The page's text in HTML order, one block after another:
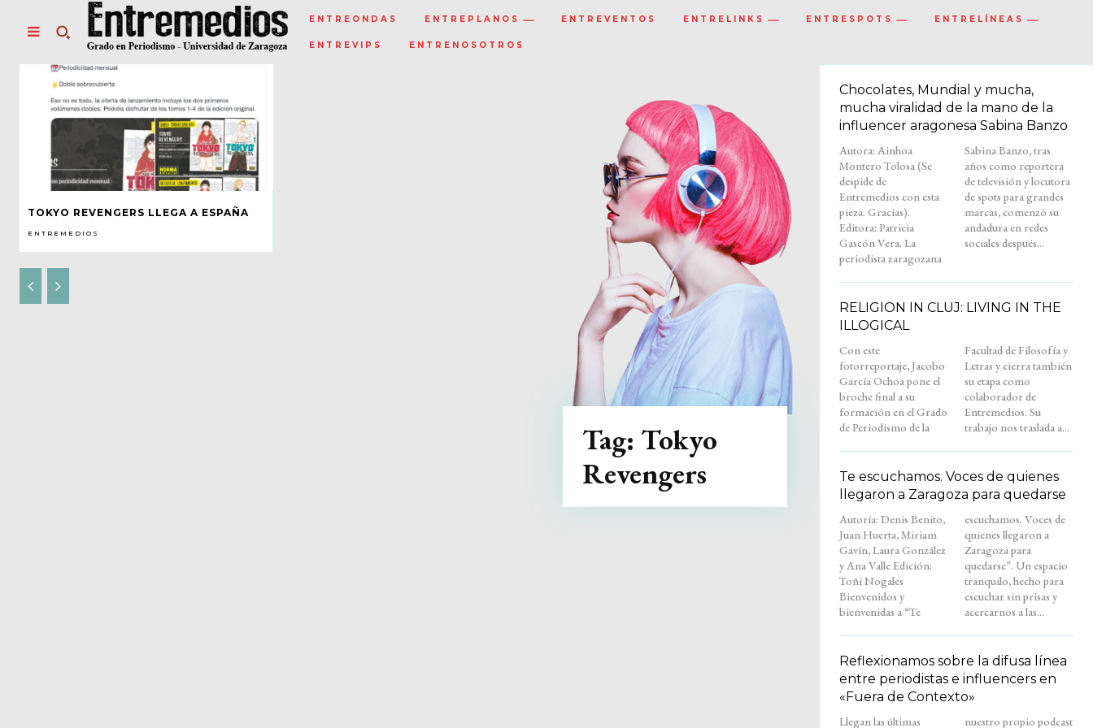
ENTREONDAS ENTREPLANOS ENTREVENTOS ENTRELINKS ENTRESPOTS ENTRELÍNEAS
ENTREVIPS ENTRENOSOTROS
TOKYO REVENGERS LLEGA A ESPAÑA
ENTREMEDIOS
Tag: Tokyo
Revengers
Chocolates, Mundial y mucha,
mucha viralidad de la mano de la
influencer aragonesa Sabina Banzo
Autora: Ainhoa
Montero Tolosa (Se
despide de
Entremedios con esta
pieza. Gracias).
Editora: Patricia
Gascón Vera. La
periodista zaragozana
Sabina Banzo, tras
años como reportera
de televisión y locutora
de spots para grandes
marcas, comenzó su
andadura en redes
sociales después...
RELIGION IN CLUJ: LIVING IN THE
ILLOGICAL
Con este
fotorreportaje, Jacobo
García Ochoa pone el
broche final a su
formación en el Grado
de Periodismo de la
Facultad de Filosofía y
Letras y cierra también
su etapa como
colaborador de
Entremedios. Su
trabajo nos traslada a...
Te escuchamos. Voces de quienes
llegaron a Zaragoza para quedarse
Autoría: Denis Benito,
Juan Huerta, Miriam
Gavín, Laura González
y Ana Valle Edición:
Toñi Nogales
Bienvenidos y
bienvenidas a “Te
escuchamos. Voces de
quienes llegaron a
Zaragoza para
quedarse”. Un espacio
tranquilo, hecho para
escuchar sin prisas y
acercarnos a las...
Reflexionamos sobre la difusa línea
entre periodistas e influencers en
«Fuera de Contexto»
Llegan las últimas
nuestro propio podcast